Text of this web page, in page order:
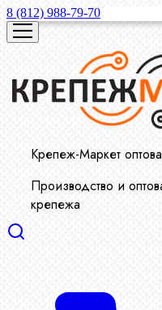
8 (812) 988-79-70
Крепеж-Маркет
Производство и
крепежа